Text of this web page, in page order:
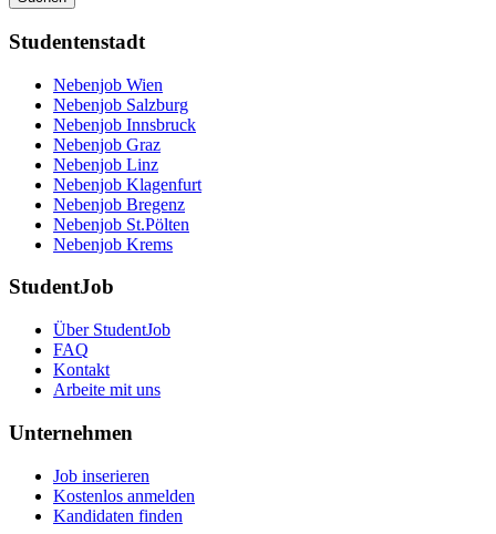
Studentenstadt
Nebenjob Wien
Nebenjob Salzburg
Nebenjob Innsbruck
Nebenjob Graz
Nebenjob Linz
Nebenjob Klagenfurt
Nebenjob Bregenz
Nebenjob St.Pölten
Nebenjob Krems
StudentJob
Über StudentJob
FAQ
Kontakt
Arbeite mit uns
Unternehmen
Job inserieren
Kostenlos anmelden
Kandidaten finden